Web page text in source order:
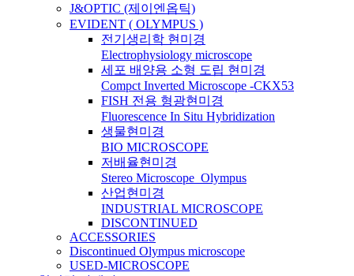
J&OPTIC (제이엔옵틱)
EVIDENT ( OLYMPUS )
전기생리학 현미경
Electrophysiology microscope
세포 배양용 소형 도립 현미경
Compct Inverted Microscope -CKX53
FISH 전용 형광현미경
Fluorescence In Situ Hybridization
생물현미경
BIO MICROSCOPE
저배율현미경
Stereo Microscope_Olympus
산업현미경
INDUSTRIAL MICROSCOPE
DISCONTINUED
ACCESSORIES
Discontinued Olympus microscope
USED-MICROSCOPE